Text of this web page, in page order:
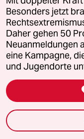
Presse
Unterstützen
abo
genossenschaft
Besonders jetzt
Daher gehen 50
Neuanmeldungen
eine Kampagne,
und Jugendorte